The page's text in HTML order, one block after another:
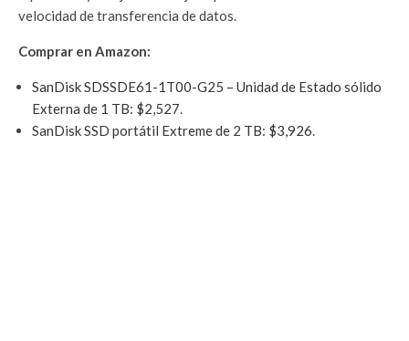
velocidad de transferencia de datos.
Comprar en Amazon:
SanDisk SDSSDE61-1T00-G25 – Unidad de Estado sólido
Externa de 1 TB: $2,527.
SanDisk SSD portátil Extreme de 2 TB: $3,926.